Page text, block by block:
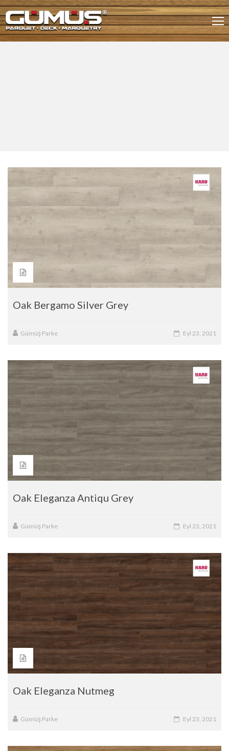
Oak Bergamo Silver Grey
Gümüş Parke Eyl 23, 2021
Oak Eleganza Antiqu Grey
Gümüş Parke Eyl 23, 2021
Oak Eleganza Nutmeg
Gümüş Parke Eyl 23, 2021